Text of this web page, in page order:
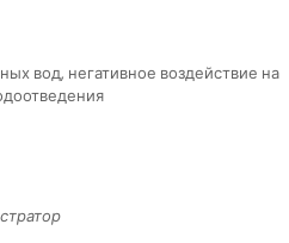
вод, негативное воздействие на